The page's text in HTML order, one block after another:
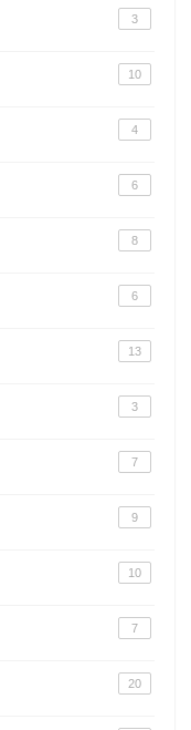
3
10
4
6
8
6
13
3
7
9
10
7
20